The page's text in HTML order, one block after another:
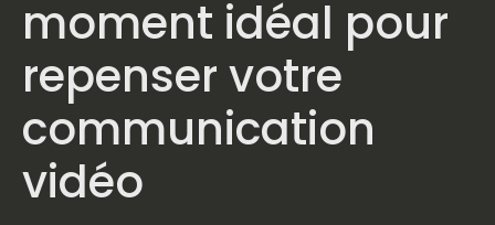
moment idéal pour
repenser votre
communication
vidéo